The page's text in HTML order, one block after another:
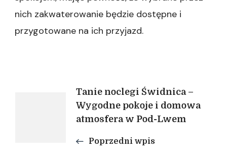
nich zakwaterowanie będzie dostępne i
przygotowane na ich przyjazd.
Nawigacja
wpisu
Tanie noclegi Świdnica –
Wygodne pokoje i domowa
atmosfera w Pod-Lwem
Poprzedni wpis